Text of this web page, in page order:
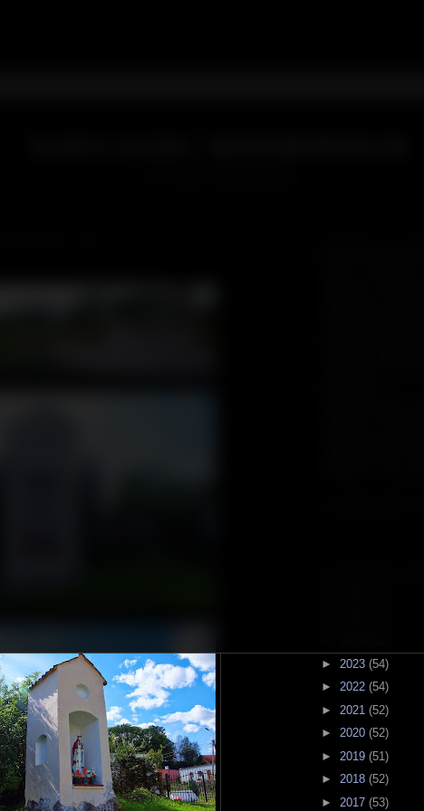
► 2023 (54)
► 2022 (54)
► 2021 (52)
► 2020 (52)
► 2019 (51)
► 2018 (52)
► 2017 (53)